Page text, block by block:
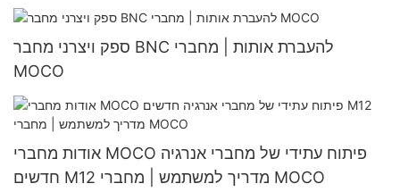
ספק ויצרני מחבר BNC להעברת אותות | מחברי
MOCO
אודות מחברי MOCO פיתוח עתידי של מחברי אנרגיה
חדשים M12 מדריך למשתמש | מחברי MOCO